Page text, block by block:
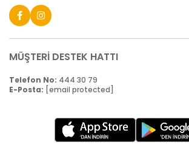
MÜŞTERİ DESTEK HATTI
Telefon No: 444 30 79
E-Posta: [email protected]